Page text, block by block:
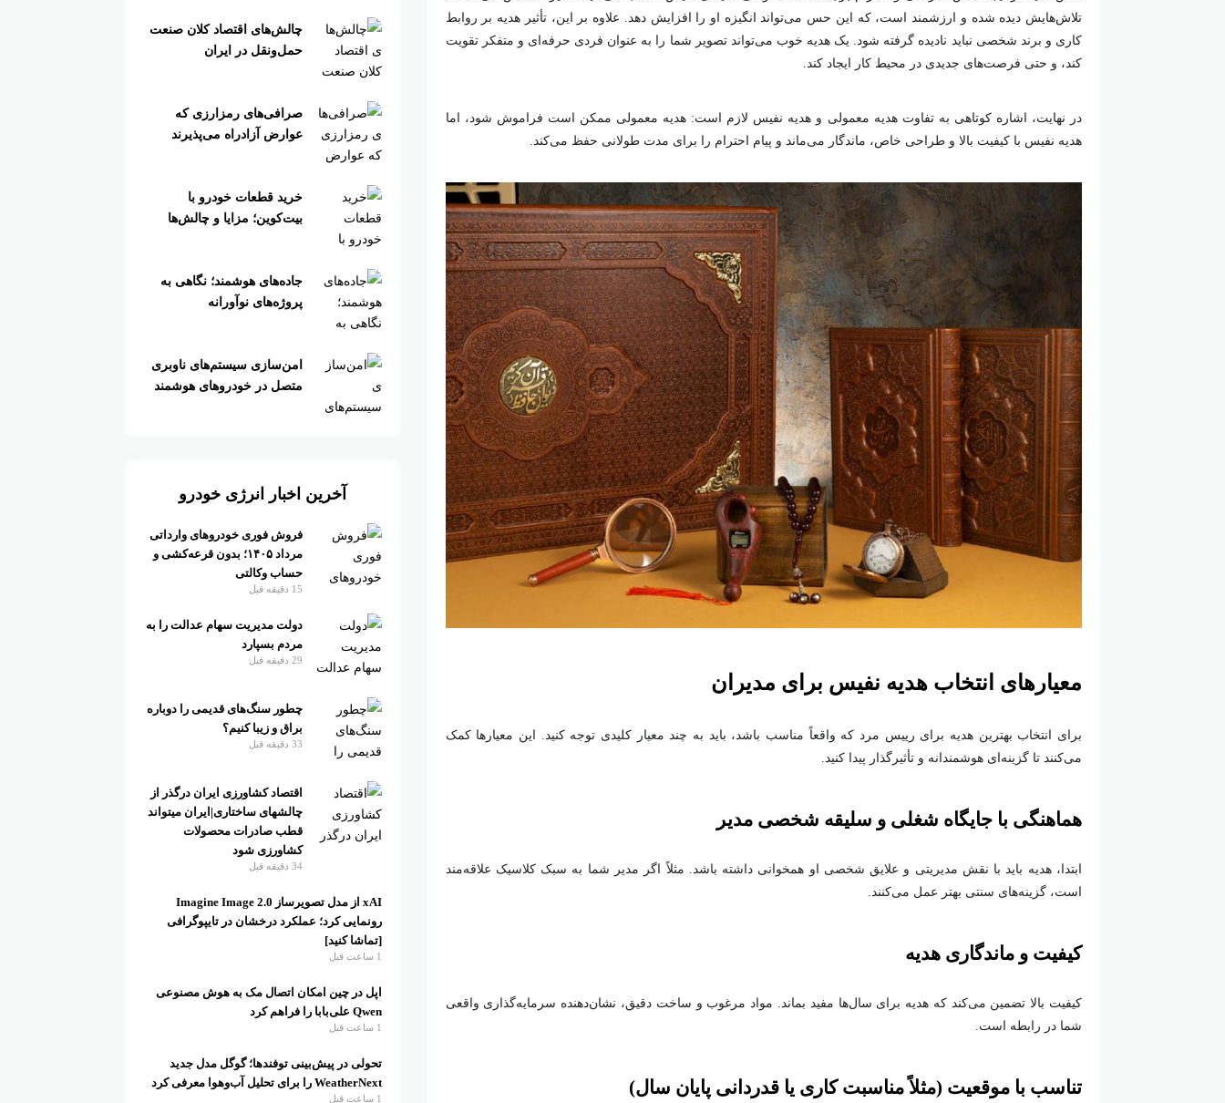
تلاش‌هایش دیده شده و ارزشمند است، که این حس می‌تواند انگیزه او را افزایش دهد. علاوه بر این، تأثیر هدیه بر روابط
کاری و برند شخصی نباید نادیده گرفته شود. یک هدیه خوب می‌تواند تصویر شما را به عنوان فردی حرفه‌ای و متفکر تقویت
کند، و حتی فرصت‌های جدیدی در محیط کار ایجاد کند.
در نهایت، اشاره کوتاهی به تفاوت هدیه معمولی و هدیه نفیس لازم است: هدیه معمولی ممکن است فراموش شود، اما
هدیه نفیس با کیفیت بالا و طراحی خاص، ماندگار می‌ماند و پیام احترام را برای مدت طولانی حفظ می‌کند.
معیارهای انتخاب هدیه نفیس برای مدیران
برای انتخاب بهترین هدیه برای رییس مرد که واقعاً مناسب باشد، باید به چند معیار کلیدی توجه کنید. این معیارها کمک
می‌کنند تا گزینه‌ای هوشمندانه و تأثیرگذار پیدا کنید.
هماهنگی با جایگاه شغلی و سلیقه شخصی مدیر
ابتدا، هدیه باید با نقش مدیریتی و علایق شخصی او همخوانی داشته باشد. مثلاً اگر مدیر شما به سبک کلاسیک علاقه‌مند
است، گزینه‌های سنتی بهتر عمل می‌کنند.
کیفیت و ماندگاری هدیه
کیفیت بالا تضمین می‌کند که هدیه برای سال‌ها مفید بماند. مواد مرغوب و ساخت دقیق، نشان‌دهنده سرمایه‌گذاری واقعی
شما در رابطه است.
تناسب با موقعیت (مثلاً مناسبت کاری یا قدردانی پایان سال)
چالش‌های اقتصاد کلان صنعت
حمل‌ونقل در ایران
صرافی‌های رمزارزی که
عوارض آزادراه می‌پذیرند
خرید قطعات خودرو با
بیت‌کوین؛ مزایا و چالش‌ها
جاده‌های هوشمند؛ نگاهی به
پروژه‌های نوآورانه
امن‌سازی سیستم‌های ناوبری
متصل در خودروهای هوشمند
آخرین اخبار انرژی خودرو
فروش فوری خودروهای وارداتی
مرداد ۱۴۰۵؛ بدون قرعه‌کشی و
حساب وکالتی
15 دقیقه قبل
دولت مدیریت سهام عدالت را به
مردم بسپارد
29 دقیقه قبل
چطور سنگ‌های قدیمی را دوباره
براق و زیبا کنیم؟
33 دقیقه قبل
اقتصاد کشاورزی ایران درگذر از
چالشهای ساختاری|ایران میتواند
قطب صادرات محصولات
کشاورزی شود
34 دقیقه قبل
xAI از مدل تصویرساز Imagine Image 2.0
رونمایی کرد؛ عملکرد درخشان در تایپوگرافی
[تماشا کنید]
1 ساعت قبل
اپل در چین امکان اتصال مک به هوش مصنوعی
Qwen علی‌بابا را فراهم کرد
1 ساعت قبل
تحولی در پیش‌بینی توفندها؛ گوگل مدل جدید
WeatherNext را برای تحلیل آب‌وهوا معرفی کرد
1 ساعت قبل